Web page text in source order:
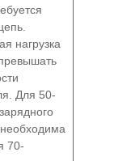
нагрузка
Для 50-
70-